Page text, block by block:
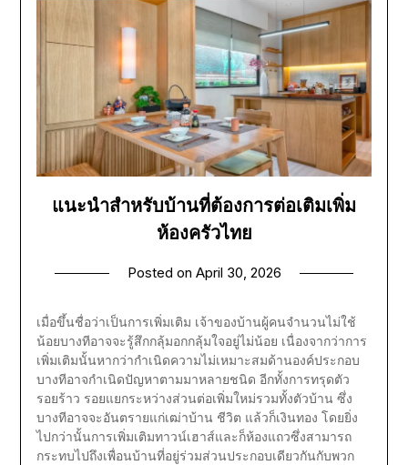
แนะนำสำหรับบ้านที่ต้องการต่อเติมเพิ่ม
ห้องครัวไทย
Posted on April 30, 2026
เมื่อขึ้นชื่อว่าเป็นการเพิ่มเติม เจ้าของบ้านผู้คนจำนวนไม่ใช้
น้อยบางทีอาจจะรู้สึกกลุ้มอกกลุ้มใจอยู่ไม่น้อย เนื่องจากว่าการ
เพิ่มเติมนั้นหากว่ากำเนิดความไม่เหมาะสมด้านองค์ประกอบ
บางทีอาจกำเนิดปัญหาตามมาหลายชนิด อีกทั้งการทรุดตัว
รอยร้าว รอยแยกระหว่างส่วนต่อเพิ่มใหม่รวมทั้งตัวบ้าน ซึ่ง
บางทีอาจจะอันตรายแก่เฒ่าบ้าน ชีวิต แล้วก็เงินทอง โดยยิ่ง
ไปกว่านั้นการเพิ่มเติมทาวน์เฮาส์และก็ห้องแถวซึ่งสามารถ
กระทบไปถึงเพื่อนบ้านที่อยู่ร่วมส่วนประกอบเดียวกันกับพวก